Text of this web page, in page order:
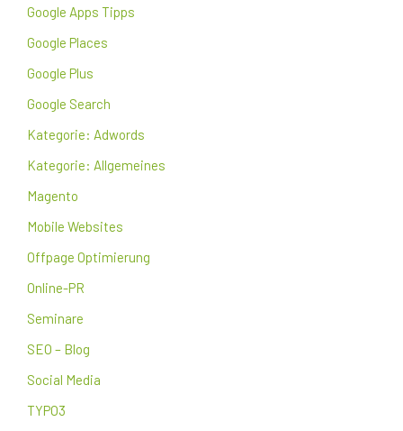
Google Apps Tipps
Google Places
Google Plus
Google Search
Kategorie: Adwords
Kategorie: Allgemeines
Magento
Mobile Websites
Offpage Optimierung
Online-PR
Seminare
SEO – Blog
Social Media
TYPO3